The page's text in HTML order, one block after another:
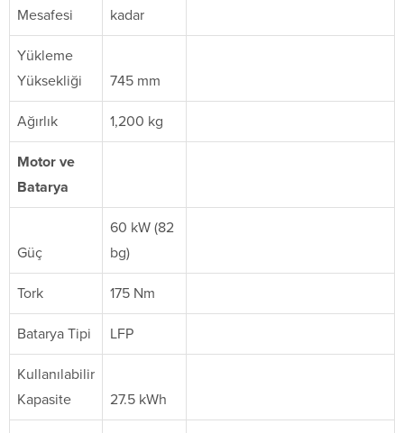
Mesafesi
kadar
Yükleme
Yüksekliği
745 mm
Ağırlık 1,200 kg
Motor ve
Batarya
Güç
60 kW (82
bg)
Tork 175 Nm
Batarya Tipi LFP
Kullanılabilir
Kapasite
27.5 kWh